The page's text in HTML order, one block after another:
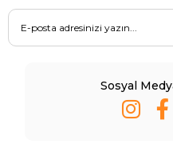
Sosyal